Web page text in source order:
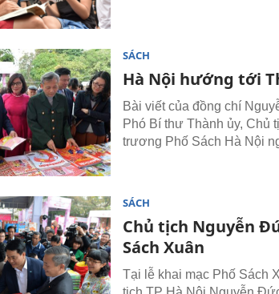
SÁCH
Hà Nội hướng tới
Bài viết của đồng chí
Phó Bí thư Thành ủy, Chủ
trương Phố Sách Hà Nội
SÁCH
Chủ tịch Nguyễn
Sách Xuân
Tại lễ khai mạc Phố Sách